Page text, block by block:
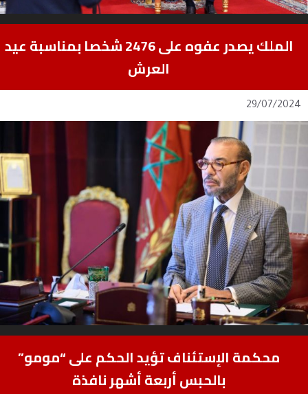
الملك يصدر عفوه على 2476 شخصا بمناسبة عيد
العرش
29/07/2024
محكمة الإستئناف تؤيد الحكم على “مومو”
بالحبس أربعة أشهر نافذة